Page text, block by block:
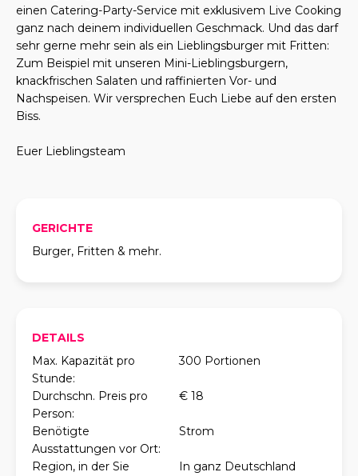
einen Catering-Party-Service mit exklusivem Live Cooking
ganz nach deinem individuellen Geschmack. Und das darf
sehr gerne mehr sein als ein Lieblingsburger mit Fritten:
Zum Beispiel mit unseren Mini-Lieblingsburgern,
knackfrischen Salaten und raffinierten Vor- und
Nachspeisen. Wir versprechen Euch Liebe auf den ersten
Biss.
Euer Lieblingsteam
GERICHTE
Burger, Fritten & mehr.
DETAILS
Max. Kapazität pro
Stunde:
300 Portionen
Durchschn. Preis pro
Person:
€ 18
Benötigte
Ausstattungen vor Ort:
Strom
Region, in der Sie
In ganz Deutschland